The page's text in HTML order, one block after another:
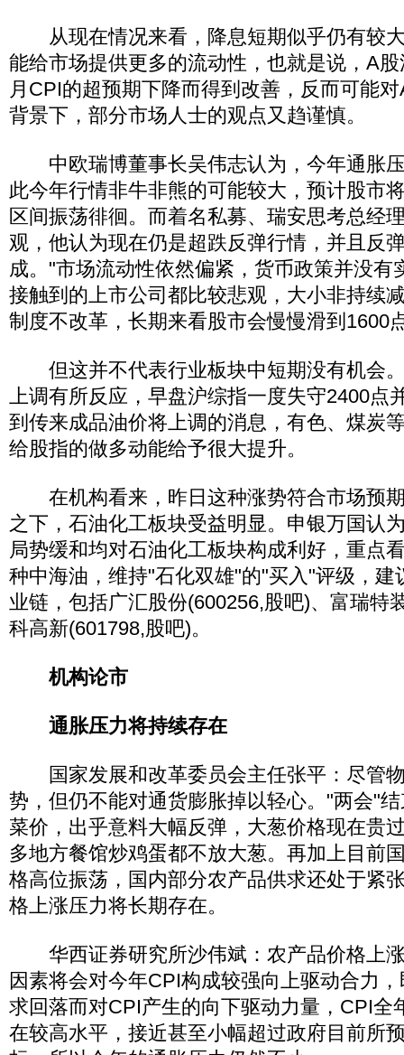
从现在情况来看，降息短期似乎仍有较
能给市场提供更多的流动性，也就是说，A
月CPI的超预期下降而得到改善，反而可能
背景下，部分市场人士的观点又趋谨慎。
中欧瑞博董事长吴伟志认为，今年通胀
此今年行情非牛非熊的可能较大，预计股市
区间振荡徘徊。而着名私募、瑞安思考总经
观，他认为现在仍是超跌反弹行情，并且反
成。"市场流动性依然偏紧，货币政策并没有
接触到的上市公司都比较悲观，大小非持续
制度不改革，长期来看股市会慢慢滑到1600
但这并不代表行业板块中短期没有机会
上调有所反应，早盘沪综指一度失守2400点
到传来成品油价将上调的消息，有色、煤炭
给股指的做多动能给予很大提升。
在机构看来，昨日这种涨势符合市场预
之下，石油化工板块受益明显。申银万国认
局势缓和均对石油化工板块构成利好，重点
种中海油，维持"石化双雄"的"买入"评级，建
业链，包括广汇股份(600256,股吧)、富瑞特
科高新(601798,股吧)。
机构论市
通胀压力将持续存在
国家发展和改革委员会主任张平：尽管
势，但仍不能对通货膨胀掉以轻心。"两会"
菜价，出乎意料大幅反弹，大葱价格现在贵
多地方餐馆炒鸡蛋都不放大葱。再加上目前
格高位振荡，国内部分农产品供求还处于紧
格上涨压力将长期存在。
华西证券研究所沙伟斌：农产品价格上
因素将会对今年CPI构成较强向上驱动合力
求回落而对CPI产生的向下驱动力量，CPI全
在较高水平，接近甚至小幅超过政府目前所